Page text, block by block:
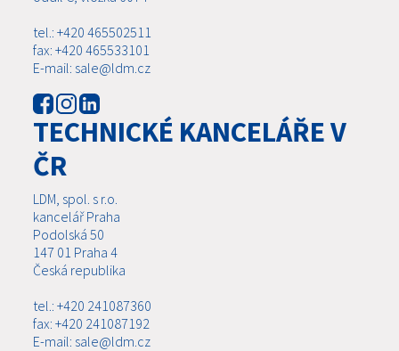
tel.: +420 465502511
fax: +420 465533101
E-mail: sale@ldm.cz
TECHNICKÉ KANCELÁŘE V
ČR
LDM, spol. s r.o.
kancelář Praha
Podolská 50
147 01 Praha 4
Česká republika
tel.: +420 241087360
fax: +420 241087192
E-mail: sale@ldm.cz